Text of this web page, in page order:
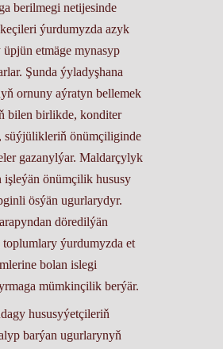
berilmegi netijesinde
ýurdumyzda azyk
etmäge mynasyp
Şunda ýyladyşhana
ornuny aýratyn bellemek
bilen birlikde, konditer
süýjülikleriň önümçiliginde
gazanylýar. Maldarçylyk
işleýän önümçilik hususy
ösýän ugurlarydyr.
döredilýän
ýurdumyzda et
bolan islegi
mümkinçilik berýär.
hususyýetçileriň
barýan ugurlarynyň